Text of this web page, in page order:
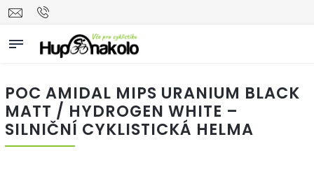
POC AMIDAL MIPS URANIUM BLACK
MATT / HYDROGEN WHITE –
SILNIČNÍ CYKLISTICKÁ HELMA